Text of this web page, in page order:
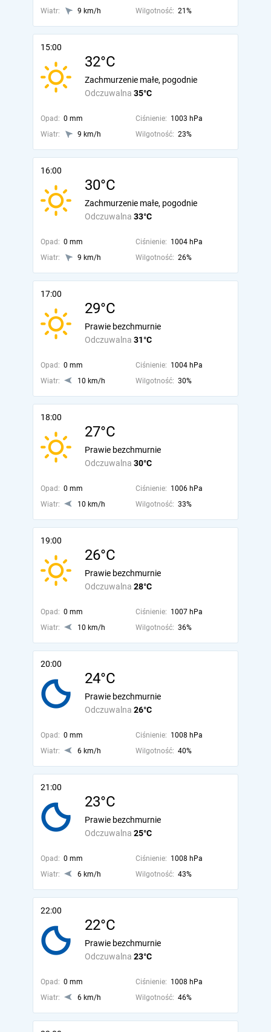
Wiatr:
9 km/h Wilgotność: 21%
15:00
32°C
Odczuwalna 35°C
Zachmurzenie małe, pogodnie
Opad: 0 mm Ciśnienie: 1003 hPa
Wiatr:
9 km/h Wilgotność: 23%
16:00
30°C
Odczuwalna 33°C
Zachmurzenie małe, pogodnie
Opad: 0 mm Ciśnienie: 1004 hPa
Wiatr:
9 km/h Wilgotność: 26%
17:00
29°C
Odczuwalna 31°C
Prawie bezchmurnie
Opad: 0 mm Ciśnienie: 1004 hPa
Wiatr:
10 km/h Wilgotność: 30%
18:00
27°C
Odczuwalna 30°C
Prawie bezchmurnie
Opad: 0 mm Ciśnienie: 1006 hPa
Wiatr:
10 km/h Wilgotność: 33%
19:00
26°C
Odczuwalna 28°C
Prawie bezchmurnie
Opad: 0 mm Ciśnienie: 1007 hPa
Wiatr:
10 km/h Wilgotność: 36%
20:00
24°C
Odczuwalna 26°C
Prawie bezchmurnie
Opad: 0 mm Ciśnienie: 1008 hPa
Wiatr:
6 km/h Wilgotność: 40%
21:00
23°C
Odczuwalna 25°C
Prawie bezchmurnie
Opad: 0 mm Ciśnienie: 1008 hPa
Wiatr:
6 km/h Wilgotność: 43%
22:00
22°C
Odczuwalna 23°C
Prawie bezchmurnie
Opad: 0 mm Ciśnienie: 1008 hPa
Wiatr:
6 km/h Wilgotność: 46%